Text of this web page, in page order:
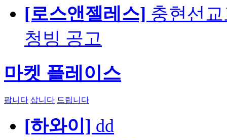
[로스앤젤레스] 충현선
청빙 공고
마켓 플레이스
팝니다 삽니다 드립니다
[하와이] dd